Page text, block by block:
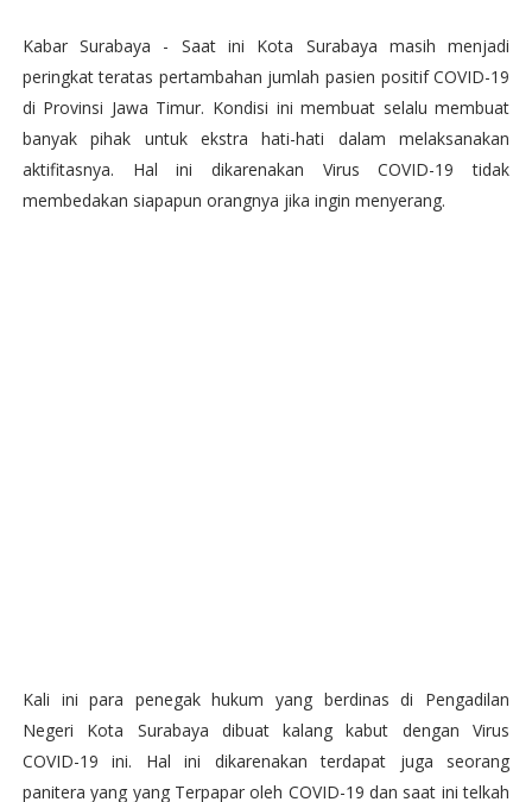
Kabar Surabaya - Saat ini Kota Surabaya masih menjadi
peringkat teratas pertambahan jumlah pasien positif COVID-19
di Provinsi Jawa Timur. Kondisi ini membuat selalu membuat
banyak pihak untuk ekstra hati-hati dalam melaksanakan
aktifitasnya. Hal ini dikarenakan Virus COVID-19 tidak
membedakan siapapun orangnya jika ingin menyerang.
Kali ini para penegak hukum yang berdinas di Pengadilan
Negeri Kota Surabaya dibuat kalang kabut dengan Virus
COVID-19 ini. Hal ini dikarenakan terdapat juga seorang
panitera yang yang Terpapar oleh COVID-19 dan saat ini telkah